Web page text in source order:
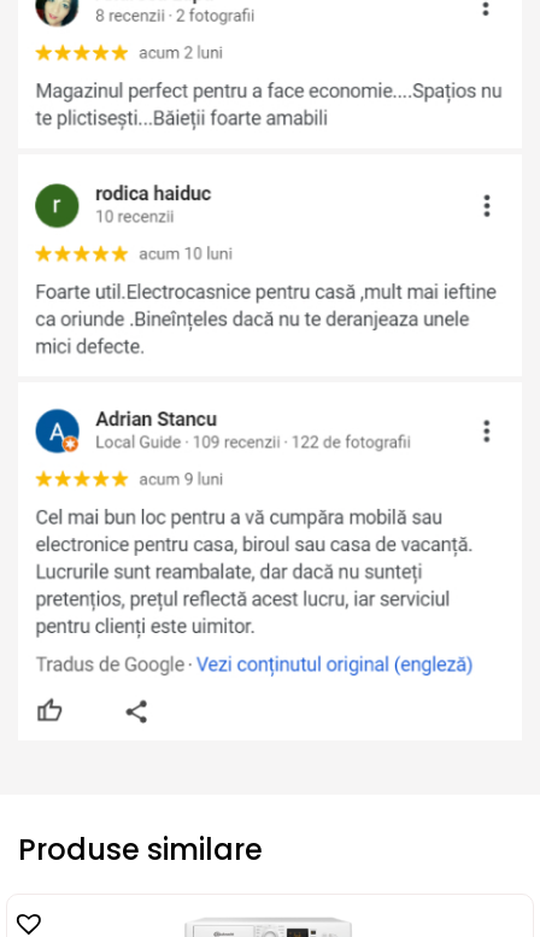
Produse similare